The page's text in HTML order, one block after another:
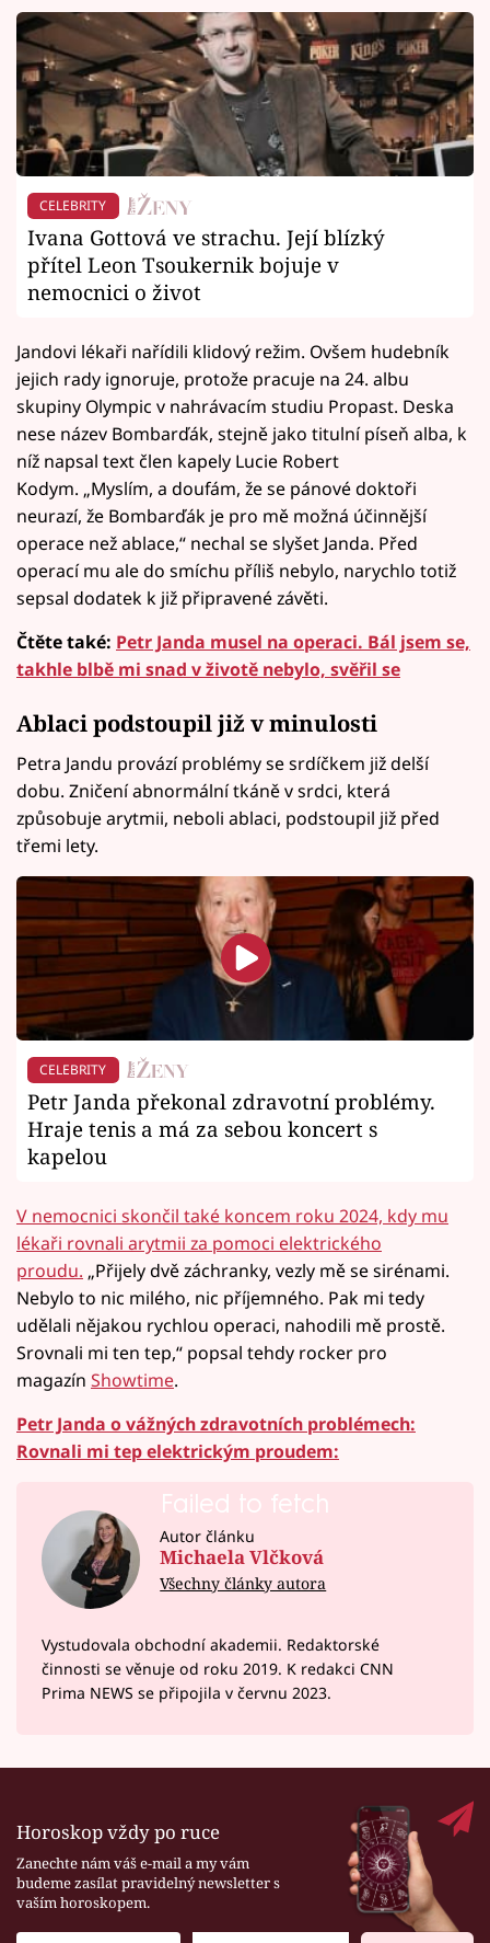
CELEBRITY
Ivana Gottová ve strachu. Její blízký
přítel Leon Tsoukernik bojuje v
nemocnici o život
Jandovi lékaři nařídili klidový režim. Ovšem hudebník
jejich rady ignoruje, protože pracuje na 24. albu
skupiny Olympic v nahrávacím studiu Propast. Deska
nese název Bombarďák, stejně jako titulní píseň alba, k
níž napsal text člen kapely Lucie Robert
Kodym. „Myslím, a doufám, že se pánové doktoři
neurazí, že Bombarďák je pro mě možná účinnější
operace než ablace,“ nechal se slyšet Janda. Před
operací mu ale do smíchu příliš nebylo, narychlo totiž
sepsal dodatek k již připravené závěti.
Čtěte také: Petr Janda musel na operaci. Bál jsem se,
takhle blbě mi snad v životě nebylo, svěřil se
Ablaci podstoupil již v minulosti
Petra Jandu provází problémy se srdíčkem již delší
dobu. Zničení abnormální tkáně v srdci, která
způsobuje arytmii, neboli ablaci, podstoupil již před
třemi lety.
CELEBRITY
Petr Janda překonal zdravotní problémy.
Hraje tenis a má za sebou koncert s
kapelou
V nemocnici skončil také koncem roku 2024, kdy mu
lékaři rovnali arytmii za pomoci elektrického
proudu. „Přijely dvě záchranky, vezly mě se sirénami.
Nebylo to nic milého, nic příjemného. Pak mi tedy
udělali nějakou rychlou operaci, nahodili mě prostě.
Srovnali mi ten tep,“ popsal tehdy rocker pro
magazín Showtime.
Petr Janda o vážných zdravotních problémech:
Rovnali mi tep elektrickým proudem:
Failed to fetch
Autor článku
Michaela Vlčková
Všechny články autora
Vystudovala obchodní akademii. Redaktorské
činnosti se věnuje od roku 2019. K redakci CNN
Prima NEWS se připojila v červnu 2023.
Horoskop vždy po ruce
Zanechte nám váš e-mail a my vám
budeme zasílat pravidelný newsletter s
vaším horoskopem.